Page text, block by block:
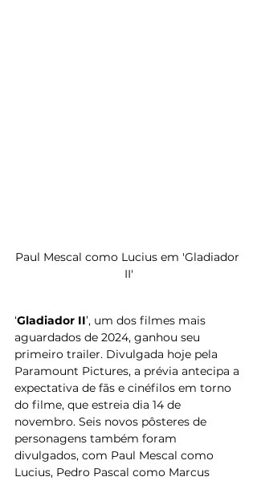
Paul Mescal como Lucius em 'Gladiador
II'
‘Gladiador II’, um dos filmes mais
aguardados de 2024, ganhou seu
primeiro trailer. Divulgada hoje pela
Paramount Pictures, a prévia antecipa a
expectativa de fãs e cinéfilos em torno
do filme, que estreia dia 14 de
novembro. Seis novos pôsteres de
personagens também foram
divulgados, com Paul Mescal como
Lucius, Pedro Pascal como Marcus